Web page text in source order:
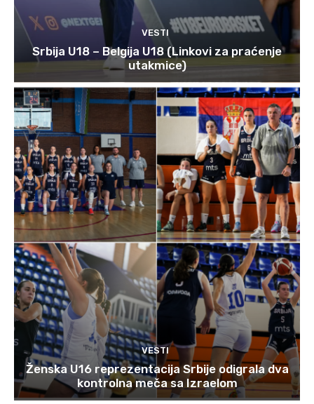
VESTI
Srbija U18 – Belgija U18 (Linkovi za praćenje
utakmice)
VESTI
Ženska U16 reprezentacija Srbije odigrala dva
kontrolna meča sa Izraelom